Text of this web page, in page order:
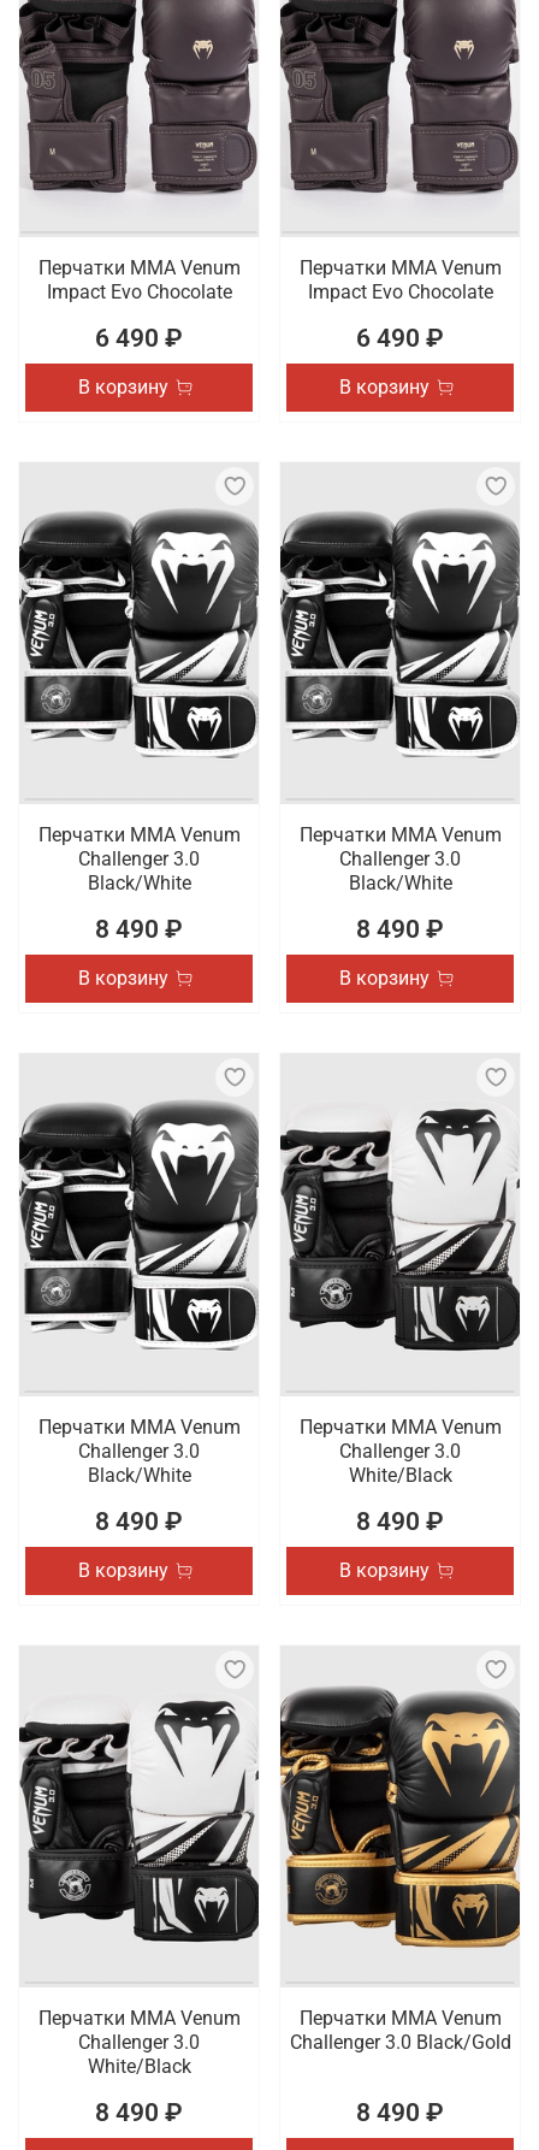
Перчатки ММА Venum
Impact Evo Chocolate
6 490 ₽
В корзину
Перчатки ММА Venum
Impact Evo Chocolate
6 490 ₽
В корзину
Перчатки ММА Venum
Challenger 3.0
Black/White
8 490 ₽
В корзину
Перчатки ММА Venum
Challenger 3.0
Black/White
8 490 ₽
В корзину
Перчатки ММА Venum
Challenger 3.0
Black/White
8 490 ₽
В корзину
Перчатки ММА Venum
Challenger 3.0
White/Black
8 490 ₽
В корзину
Перчатки ММА Venum
Challenger 3.0
White/Black
8 490 ₽
Перчатки ММА Venum
Challenger 3.0 Black/Gold
8 490 ₽